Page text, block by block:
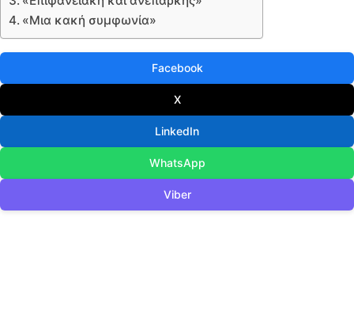
«Μια κακή συμφωνία»
Facebook
X
LinkedIn
WhatsApp
Viber